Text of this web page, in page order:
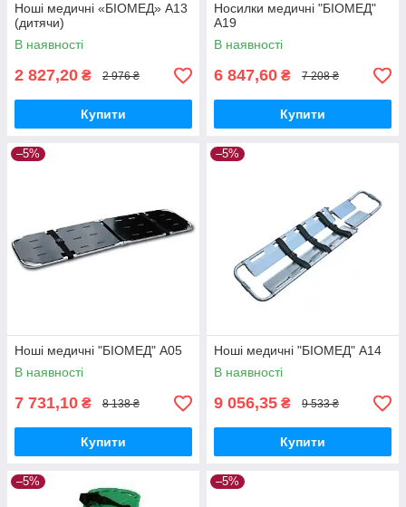
Ноші медичні «БІОМЕД» А13
(дитячи)
В наявності
2 827,20 ₴ 2 976 ₴
Купити
Носилки медичні "БІОМЕД"
A19
В наявності
6 847,60 ₴ 7 208 ₴
Купити
–5%
Ноші медичні "БІОМЕД" А05
В наявності
7 731,10 ₴ 8 138 ₴
Купити
–5%
Ноші медичні "БІОМЕД" А14
В наявності
9 056,35 ₴ 9 533 ₴
Купити
–5% –5%